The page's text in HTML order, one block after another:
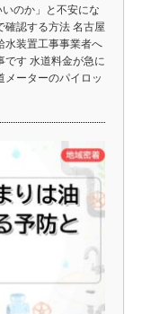
のか」と不安にな
確認する方法 名古屋
水装置工事事業者へ
です 水道料金が急に
メーターのパイロッ